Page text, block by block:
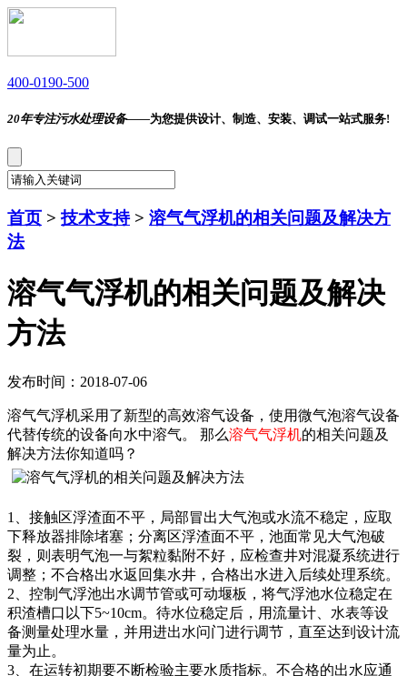
400-0190-500
20年专注污水处理设备——为您提供设计、制造、安装、调试一站式服务!
首页 >技术支持> 溶气气浮机的相关问题及解决方
法
溶气气浮机的相关问题及解决
方法
发布时间：2018-07-06
溶气气浮机采用了新型的高效溶气设备，使用微气泡溶气设备
代替传统的设备向水中溶气。 那么溶气气浮机的相关问题及
解决方法你知道吗？
1、接触区浮渣面不平，局部冒出大气泡或水流不稳定，应取
下释放器排除堵塞；分离区浮渣面不平，池面常见大气泡破
裂，则表明气泡一与絮粒黏附不好，应检查井对混凝系统进行
调整；不合格出水返回集水井，合格出水进入后续处理系统。
2、控制气浮池出水调节管或可动堰板，将气浮池水位稳定在
积渣槽口以下5~10cm。待水位稳定后，用流量计、水表等设
备测量处理水量，并用进出水问门进行调节，直至达到设计流
量为止。
3、在运转初期要不断检验主要水质指标。不合格的出水应通